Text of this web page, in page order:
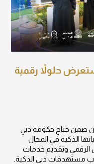
حلولاً رقمية
ضمن جناح حكومة دبي
الذكية في المجال
الرقمي وتقديم خدمات
مستهدفات دبي الذكية.